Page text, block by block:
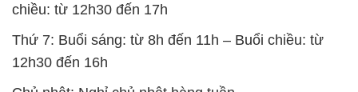
chiều: từ 12h30 đến 17h
Thứ 7: Buổi sáng: từ 8h đến 11h – Buổi chiều: từ
12h30 đến 16h